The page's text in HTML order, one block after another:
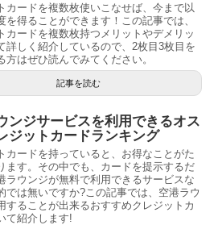
カードを複数枚使いこなせば、今まで以
を得ることができます！この記事では、
カードを複数枚持つメリットやデメリッ
詳しく紹介しているので、2枚目3枚目を
方はぜひ読んでみてください。
記事を読む
ンジサービスを利用できるオス
ジットカードランキング
カードを持っていると、お得なことがた
ます。その中でも、カードを提示するだ
ラウンジが無料で利用できるサービスな
では無いですか?この記事では、空港ラウ
することが出来るおすすめクレジットカ
て紹介します!